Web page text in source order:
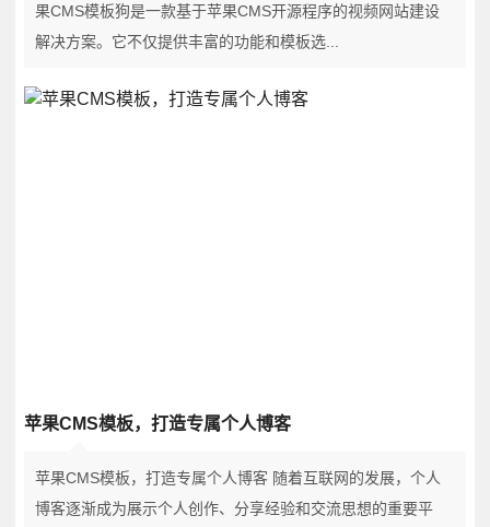
果CMS模板狗是一款基于苹果CMS开源程序的视频网站建设
解决方案。它不仅提供丰富的功能和模板选...
苹果CMS模板，打造专属个人博客
苹果CMS模板，打造专属个人博客 随着互联网的发展，个人
博客逐渐成为展示个人创作、分享经验和交流思想的重要平